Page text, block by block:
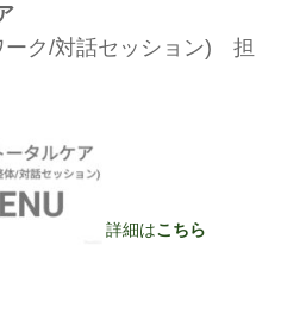
ーク/対話セッション) 担
詳細はこちら